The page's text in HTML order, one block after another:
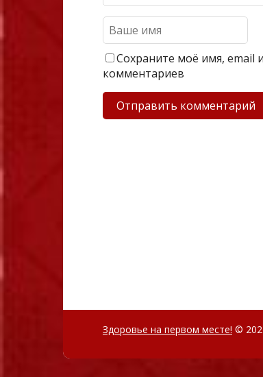
Сохраните моё имя, email
комментариев
Здоровье на первом месте! ©